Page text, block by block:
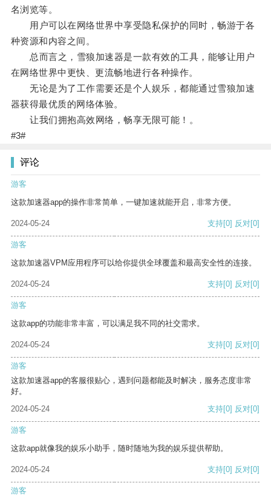
名浏览等。
用户可以在网络世界中享受隐私保护的同时，畅游于各
种资源和内容之间。
总而言之，雪狼加速器是一款有效的工具，能够让用户
在网络世界中更快、更流畅地进行各种操作。
无论是为了工作需要还是个人娱乐，都能通过雪狼加速
器获得最优质的网络体验。
让我们拥抱高效网络，畅享无限可能！。
#3#
评论
游客
这款加速器app的操作非常简单，一键加速就能开启，非常方便。
2024-05-24 支持[0] 反对[0]
游客
这款加速器VPM应用程序可以给你提供全球覆盖和最高安全性的连接。
2024-05-24 支持[0] 反对[0]
游客
这款app的功能非常丰富，可以满足我不同的社交需求。
2024-05-24 支持[0] 反对[0]
游客
这款加速器app的客服很贴心，遇到问题都能及时解决，服务态度非常
好。
2024-05-24
支持[0] 反对[0]
游客
这款app就像我的娱乐小助手，随时随地为我的娱乐提供帮助。
2024-05-24 支持[0] 反对[0]
游客